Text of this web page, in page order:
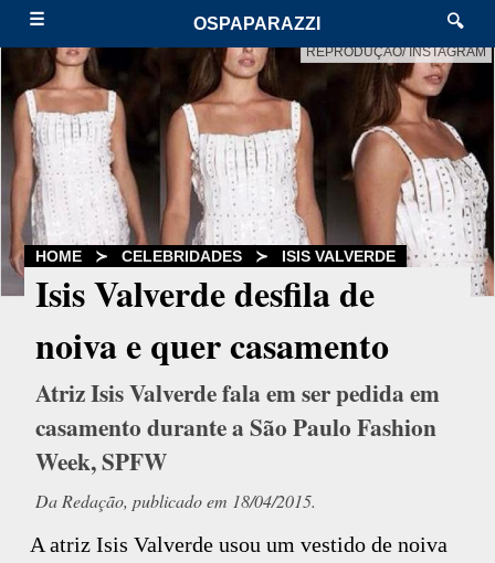
☰ OSPAPARAZZI 🔍
REPRODUÇÃO/ INSTAGRAM
HOME ≻ CELEBRIDADES ≻ ISIS VALVERDE
Isis Valverde desfila de
noiva e quer casamento
Atriz Isis Valverde fala em ser pedida em
casamento durante a São Paulo Fashion
Week, SPFW
Da Redação, publicado em 18/04/2015.
A atriz Isis Valverde usou um vestido de noiva